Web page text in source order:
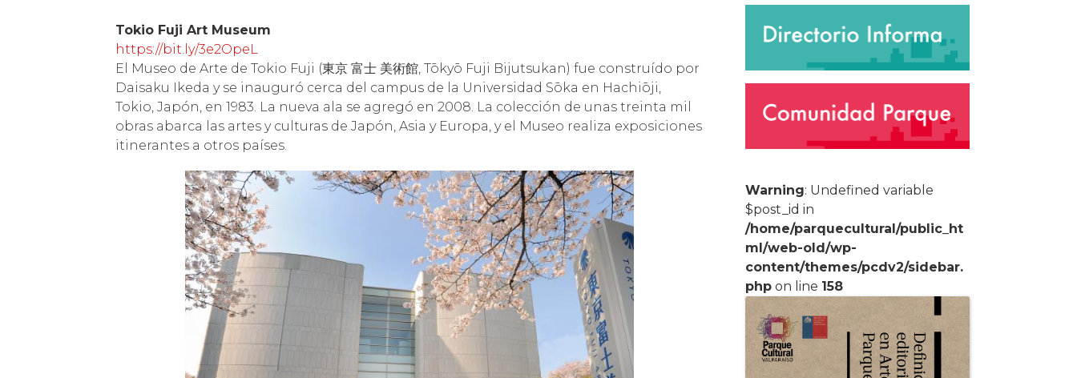
Tokio Fuji Art Museum
https://bit.ly/3e2OpeL
El Museo de Arte de Tokio Fuji (東京 富士 美術館, Tōkyō Fuji Bijutsukan) fue construído por
Daisaku Ikeda y se inauguró cerca del campus de la Universidad Sōka en Hachiōji,
Tokio, Japón, en 1983. La nueva ala se agregó en 2008. La colección de unas treinta mil
obras abarca las artes y culturas de Japón, Asia y Europa, y el Museo realiza exposiciones
itinerantes a otros países.
Warning: Undefined variable
$post_id in
/home/parquecultural/public_ht
ml/web-old/wp-
content/themes/pcdv2/sidebar.
php on line 158